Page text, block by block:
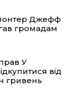
Джефф
громадам
У
від
гривень